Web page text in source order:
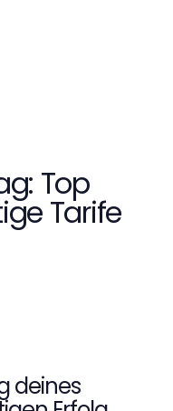
Top
Tarife
deines